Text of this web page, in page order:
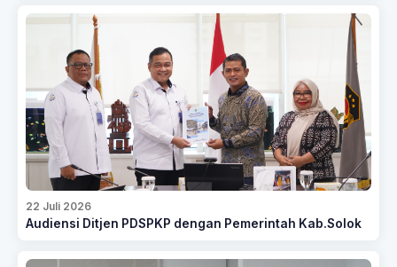
22 Juli 2026
Audiensi Ditjen PDSPKP dengan Pemerintah Kab.Solok